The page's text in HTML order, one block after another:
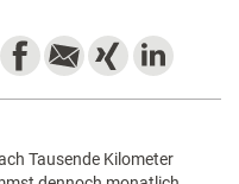
Tausende Kilometer